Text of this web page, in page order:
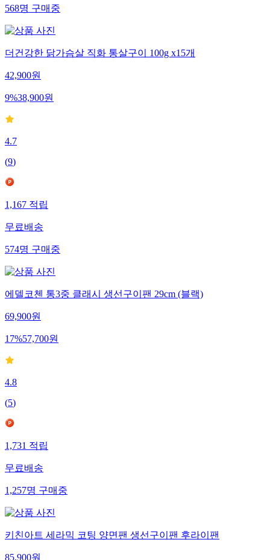
568명구매중
더건강한 닭가슴살 직화 통살구이 100g x15개
42,900원
9%38,900원
4.7
(9)
1,167적립
무료배송
574명구매중
에델코첸 통3중 클래시 생선구이팬 29cm (블랙)
69,900원
17%57,700원
4.8
(5)
1,731적립
무료배송
1,257명구매중
키친아트 세라믹 코팅 양면팬 생선구이팬 후라이팬